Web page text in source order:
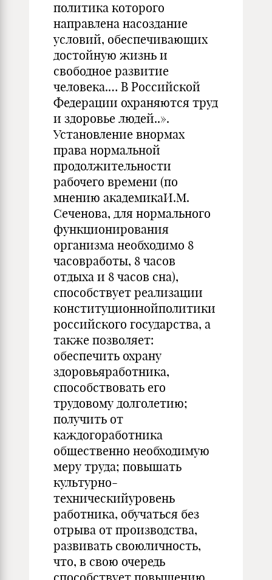
политика которого
направлена насоздание
условий, обеспечивающих
достойную жизнь и
свободное развитие
человека.… В Российской
Федерации охраняются труд
и здоровье людей..».
Установление внормах
права нормальной
продолжительности
рабочего времени (по
мнению академикаИ.М.
Сеченова, для нормального
функционирования
организма необходимо 8
часовработы, 8 часов
отдыха и 8 часов сна),
способствует реализации
конституционнойполитики
российского государства, а
также позволяет:
обеспечить охрану
здоровьяработника,
способствовать его
трудовому долголетию;
получить от
каждогоработника
общественно необходимую
меру труда; повышать
культурно-
техническийуровень
работника, обучаться без
отрыва от производства,
развивать своюличность,
что, в свою очередь